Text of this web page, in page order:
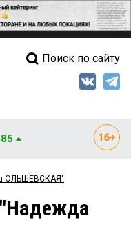
Свежий выпуск
Мнения
Рейтинги
Поиск по сайту
ОЛЬШЕВСКАЯ"